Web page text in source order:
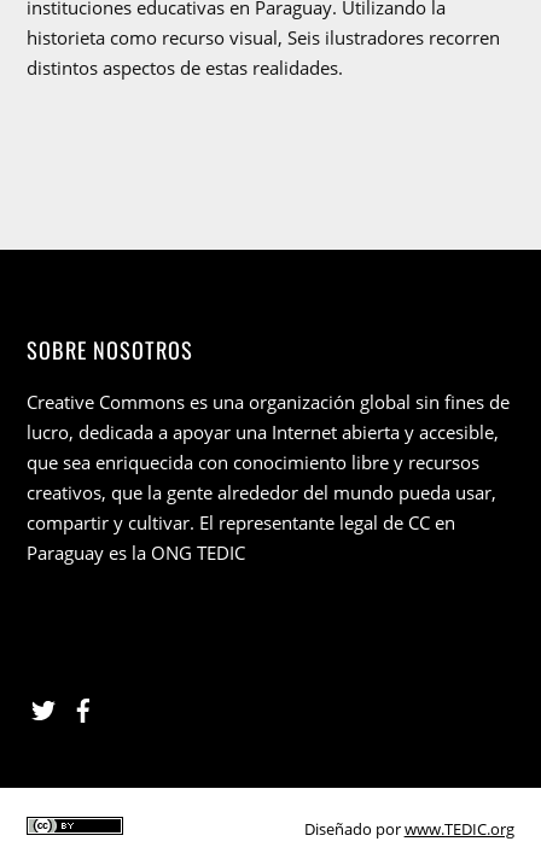
instituciones educativas en Paraguay. Utilizando la
historieta como recurso visual, Seis ilustradores recorren
distintos aspectos de estas realidades.
SOBRE NOSOTROS
Creative Commons es una organización global sin fines de
lucro, dedicada a apoyar una Internet abierta y accesible,
que sea enriquecida con conocimiento libre y recursos
creativos, que la gente alrededor del mundo pueda usar,
compartir y cultivar. El representante legal de CC en
Paraguay es la ONG TEDIC
Diseñado porwww.TEDIC.org